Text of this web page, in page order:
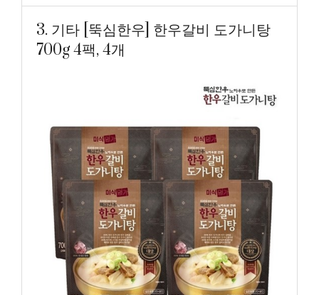
3. 기타 [뚝심한우] 한우갈비 도가니탕
700g 4팩, 4개